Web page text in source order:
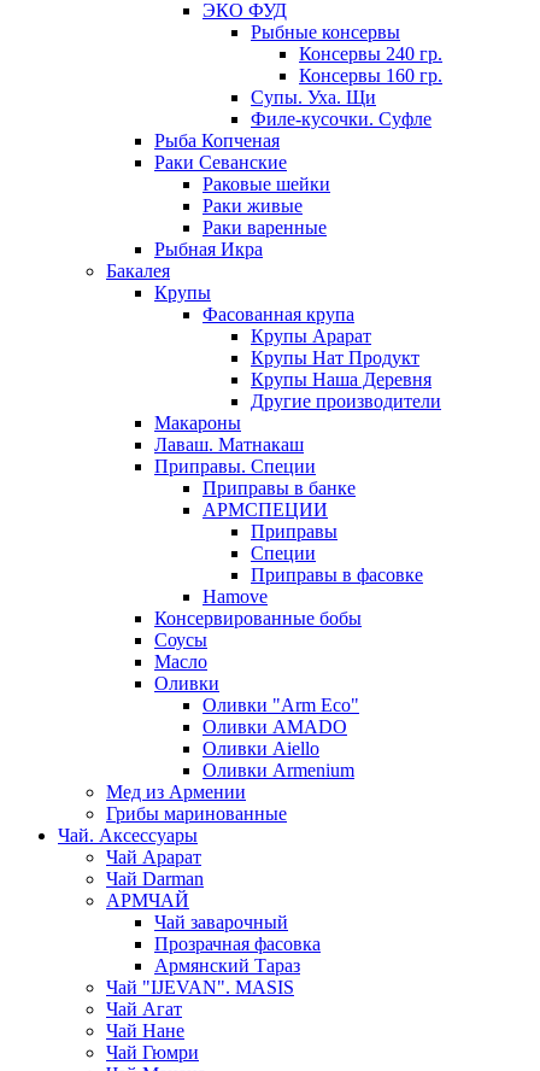
ЭКО ФУД
Рыбные консервы
Консервы 240 гр.
Консервы 160 гр.
Супы. Уха. Щи
Филе-кусочки. Суфле
Рыба Копченая
Раки Севанские
Раковые шейки
Раки живые
Раки варенные
Рыбная Икра
Бакалея
Крупы
Фасованная крупа
Крупы Арарат
Крупы Нат Продукт
Крупы Наша Деревня
Другие производители
Макароны
Лаваш. Матнакаш
Приправы. Специи
Приправы в банке
АРМСПЕЦИИ
Приправы
Специи
Приправы в фасовке
Hamove
Консервированные бобы
Соусы
Масло
Оливки
Оливки "Arm Eco"
Оливки AMADO
Оливки Aiello
Оливки Armenium
Мед из Армении
Грибы маринованные
Чай. Аксессуары
Чай Арарат
Чай Darman
АРМЧАЙ
Чай заварочный
Прозрачная фасовка
Армянский Тараз
Чай "IJEVAN". MASIS
Чай Агат
Чай Нане
Чай Гюмри